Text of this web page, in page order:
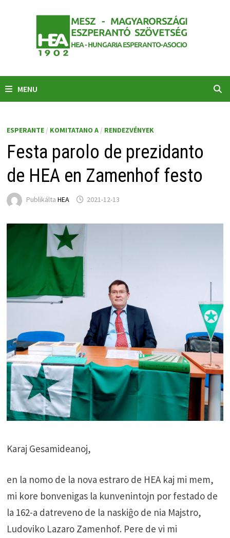
MENU
ESPERANTE/ KOMITATANO A/ RENDEZVÉNYEK
Festa parolo de prezidanto
de HEA en Zamenhof festo
Publikálta HEA 2021-12-13
Karaj Gesamideanoj,
en la nomo de la nova estraro de HEA kaj mi mem,
mi kore bonvenigas la kunvenintojn por festado de
la 162-a datreveno de la naskiĝo de nia Majstro,
Ludoviko Lazaro Zamenhof. Pere de vi mi